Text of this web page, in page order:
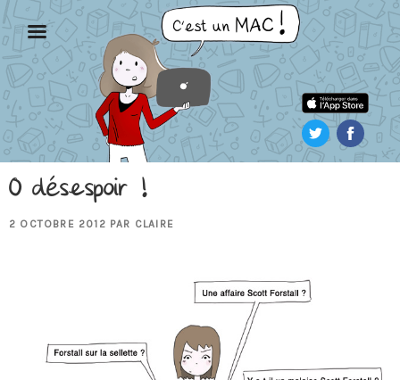
Aller
au
contenu
principal
O désespoir !
PUBLIÉ
2 OCTOBRE 2012 PAR CLAIRE